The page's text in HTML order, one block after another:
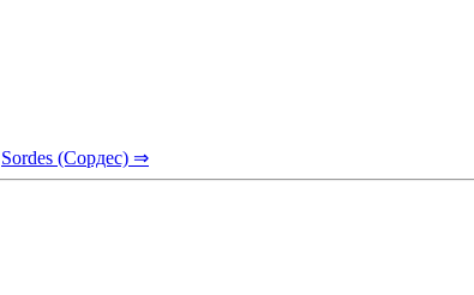
Sordes (Сордес) ⇒